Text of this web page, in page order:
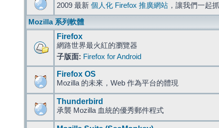
2009 最新 個人化 Firefox 推廣網站 ，讓我們一起
Mozilla 系列軟體
Firefox
網路世界最火紅的瀏覽器
子版面: Firefox for Android
Firefox OS
Mozilla 的未來，Web 作為平台的體現
Thunderbird
承襲 Mozilla 血統的優秀郵件程式